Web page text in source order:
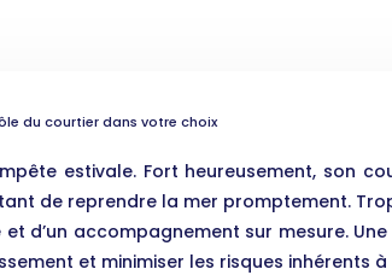
du courtier dans votre choix
estivale. Fort heureusement, son
de reprendre la mer promptement.
d’un accompagnement sur mesure.
et minimiser les risques inhérents